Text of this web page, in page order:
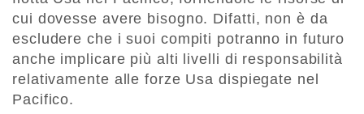
cui dovesse avere bisogno. Difatti, non è da
escludere che i suoi compiti potranno in futuro
anche implicare più alti livelli di responsabilità
relativamente alle forze Usa dispiegate nel
Pacifico.